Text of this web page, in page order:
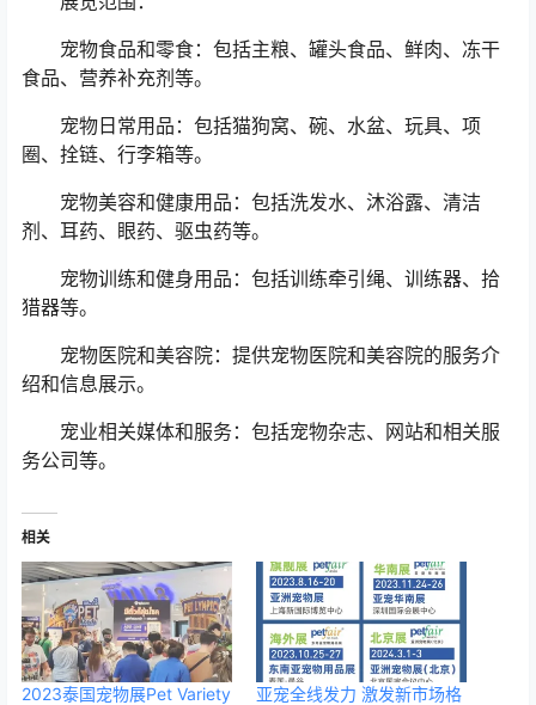
宠物食品和零食：包括主粮、罐头食品、鲜肉、冻干
食品、营养补充剂等。
宠物日常用品：包括猫狗窝、碗、水盆、玩具、项
圈、拴链、行李箱等。
宠物美容和健康用品：包括洗发水、沐浴露、清洁
剂、耳药、眼药、驱虫药等。
宠物训练和健身用品：包括训练牵引绳、训练器、拾
猎器等。
宠物医院和美容院：提供宠物医院和美容院的服务介
绍和信息展示。
宠业相关媒体和服务：包括宠物杂志、网站和相关服
务公司等。
相关
2023泰国宠物展Pet Variety
亚宠全线发力 激发新市场格